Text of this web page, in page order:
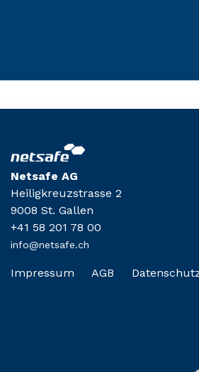
Netsafe AG
Heiligkreuzstrasse 2
9008 St. Gallen
+41 58 201 78 00
info@netsafe.ch
Impressum AGB